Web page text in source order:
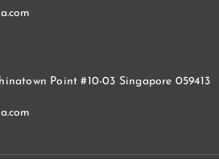
Point #10-03 Singapore 059413